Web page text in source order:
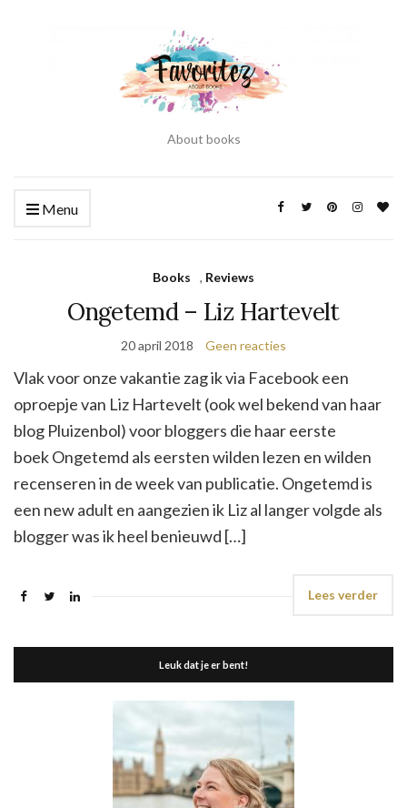
About books
Menu
Books , Reviews
Ongetemd – Liz Hartevelt
20 april 2018 Geen reacties
Vlak voor onze vakantie zag ik via Facebook een
oproepje van Liz Hartevelt (ook wel bekend van haar
blog Pluizenbol) voor bloggers die haar eerste
boek Ongetemd als eersten wilden lezen en wilden
recenseren in de week van publicatie. Ongetemd is
een new adult en aangezien ik Liz al langer volgde als
blogger was ik heel benieuwd […]
Lees verder
Leuk dat je er bent!